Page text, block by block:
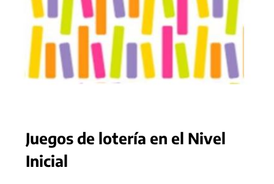
Juegos de lotería en el Nivel
Inicial